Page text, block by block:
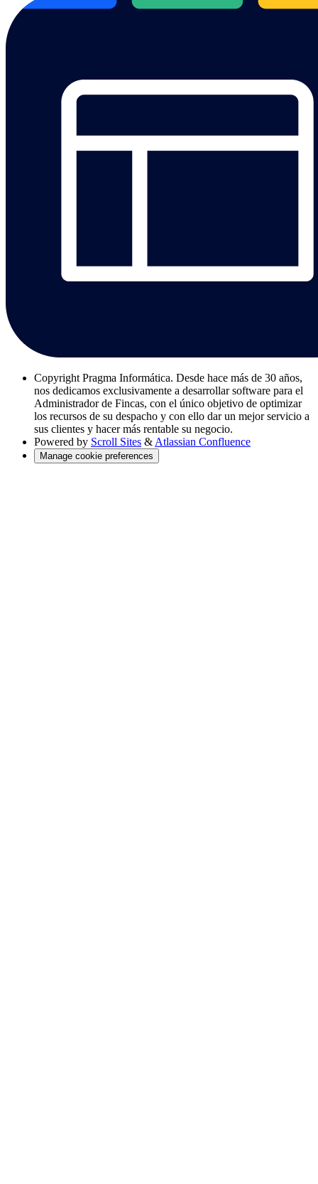
Copyright Pragma Informática. Desde hace más de 30 años,
nos dedicamos exclusivamente a desarrollar software para el
Administrador de Fincas, con el único objetivo de optimizar
los recursos de su despacho y con ello dar un mejor servicio a
sus clientes y hacer más rentable su negocio.
Powered by Scroll Sites & Atlassian Confluence
Manage cookie preferences